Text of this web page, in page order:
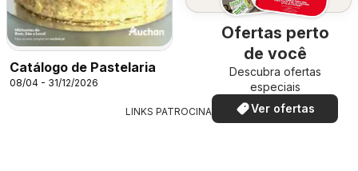
Catálogo de Pastelaria
08/04 - 31/12/2026
Ofertas perto
de você
Descubra ofertas
especiais
Ver ofertas
LINKS PATROCINADOS